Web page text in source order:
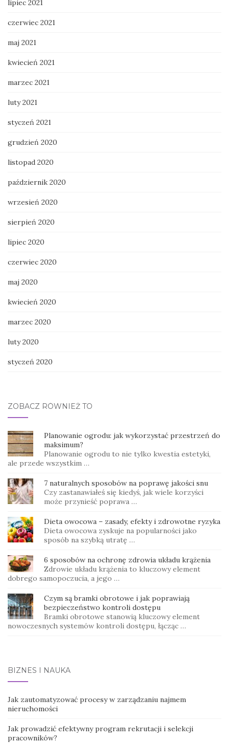
lipiec 2021
czerwiec 2021
maj 2021
kwiecień 2021
marzec 2021
luty 2021
styczeń 2021
grudzień 2020
listopad 2020
październik 2020
wrzesień 2020
sierpień 2020
lipiec 2020
czerwiec 2020
maj 2020
kwiecień 2020
marzec 2020
luty 2020
styczeń 2020
ZOBACZ RÓWNIEŻ TO
Planowanie ogrodu: jak wykorzystać przestrzeń do
maksimum?
Planowanie ogrodu to nie tylko kwestia estetyki,
ale przede wszystkim …
7 naturalnych sposobów na poprawę jakości snu
Czy zastanawiałeś się kiedyś, jak wiele korzyści
może przynieść poprawa …
Dieta owocowa – zasady, efekty i zdrowotne ryzyka
Dieta owocowa zyskuje na popularności jako
sposób na szybką utratę …
6 sposobów na ochronę zdrowia układu krążenia
Zdrowie układu krążenia to kluczowy element
dobrego samopoczucia, a jego …
Czym są bramki obrotowe i jak poprawiają
bezpieczeństwo kontroli dostępu
Bramki obrotowe stanowią kluczowy element
nowoczesnych systemów kontroli dostępu, łącząc …
BIZNES I NAUKA
Jak zautomatyzować procesy w zarządzaniu najmem
nieruchomości
Jak prowadzić efektywny program rekrutacji i selekcji
pracowników?